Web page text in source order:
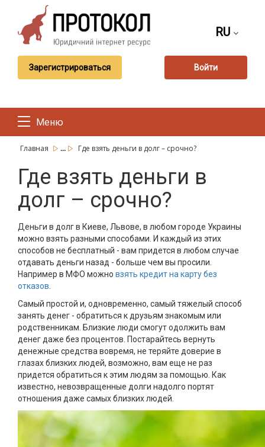
RU
Зарегистрироваться Войти
Меню
Главная ... Где взять деньги в долг – срочно?
Где взять деньги в
долг – срочно?
Деньги в долг в Киеве, Львове, в любом городе Украины
можно взять разными способами. И каждый из этих
способов не бесплатный - вам придется в любом случае
отдавать деньги назад - больше чем вы просили.
Например в МФО можно взять кредит на карту без
отказов
Самый простой и, одновременно, самый тяжелый способ
занять денег - обратиться к друзьям знакомым или
родственникам. Близкие люди смогут одолжить вам
денег даже без процентов. Постарайтесь вернуть
денежные средства вовремя, не теряйте доверие в
глазах близких людей, возможно, вам еще не раз
придется обратиться к этим людям за помощью. Как
известно, невозвращенные долги надолго портят
отношения даже самых близких людей.